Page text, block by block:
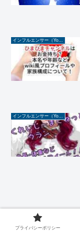
インフルエンサー（YouTuber/TikToker/Instagramer）
プライバシーポリシー